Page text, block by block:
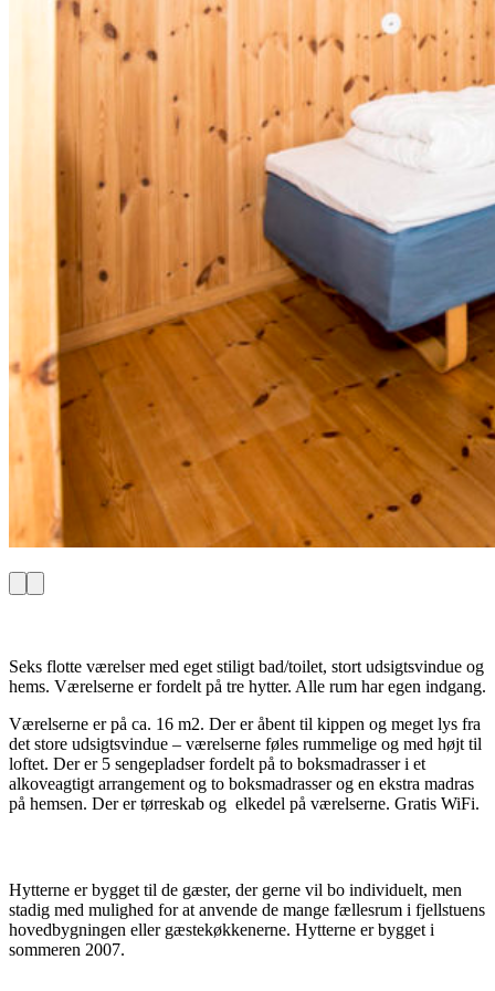
Seks flotte værelser med eget stiligt bad/toilet, stort udsigtsvindue og
hems. Værelserne er fordelt på tre hytter. Alle rum har egen indgang.
Værelserne er på ca. 16 m2. Der er åbent til kippen og meget lys fra
det store udsigtsvindue – værelserne føles rummelige og med højt til
loftet. Der er 5 sengepladser fordelt på to boksmadrasser i et
alkoveagtigt arrangement og to boksmadrasser og en ekstra madras
på hemsen. Der er tørreskab og elkedel på værelserne. Gratis WiFi.
Hytterne er bygget til de gæster, der gerne vil bo individuelt, men
stadig med mulighed for at anvende de mange fællesrum i fjellstuens
hovedbygningen eller gæstekøkkenerne. Hytterne er bygget i
sommeren 2007.